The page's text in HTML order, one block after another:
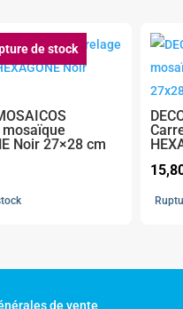
de stock
Noir 27×28 cm
de vente